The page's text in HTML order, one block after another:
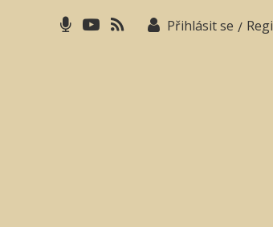
Přihlásit se /